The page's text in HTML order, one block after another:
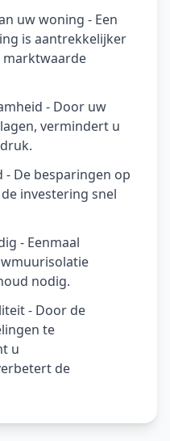
uw woning - Een
is aantrekkelijker
marktwaarde
- Door uw
vermindert u
De besparingen op
investering snel
- Eenmaal
nodig.
- Door de
te
u
de